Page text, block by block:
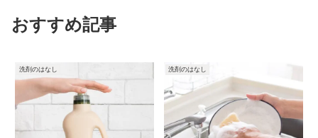
おすすめ記事
洗剤のはなし 洗剤のはなし